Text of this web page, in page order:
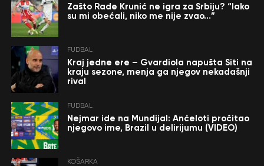
Zašto Rade Krunić ne igra za Srbiju? “Iako
su mi obećali, niko me nije zvao…”
FUDBAL
Kraj jedne ere – Gvardiola napušta Siti na
kraju sezone, menja ga njegov nekadašnji
rival
FUDBAL
Nejmar ide na Mundijal: Anćeloti pročitao
njegovo ime, Brazil u delirijumu (VIDEO)
KOŠARKA